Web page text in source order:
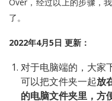
了。
2022年4月5日 更新：
对于电脑端的，大家
可以把文件夹一起放
的电脑文件夹里，方